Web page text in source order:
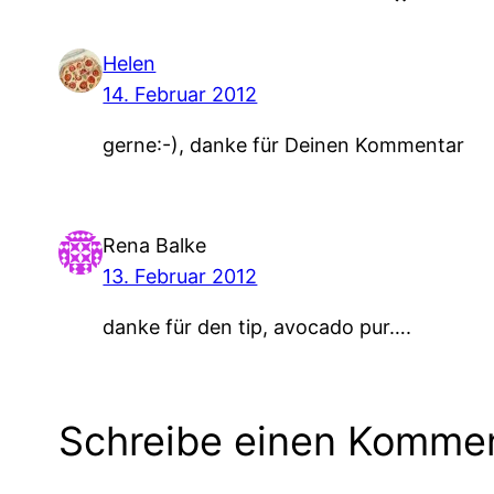
Helen
14. Februar 2012
gerne:-), danke für Deinen Kommentar
Rena Balke
13. Februar 2012
danke für den tip, avocado pur….
Schreibe einen